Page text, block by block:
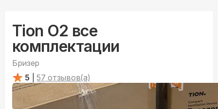
Tion O2 все
комплектации
Бризер
5
57 отзывов(а)